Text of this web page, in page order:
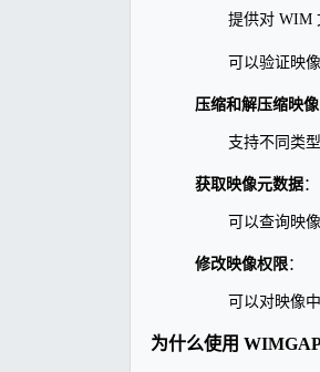
提供对 WIM
可以验证映
压缩和解压缩映像
支持不同类
获取映像元数据：
可以查询映
修改映像权限：
可以对映像
为什么使用